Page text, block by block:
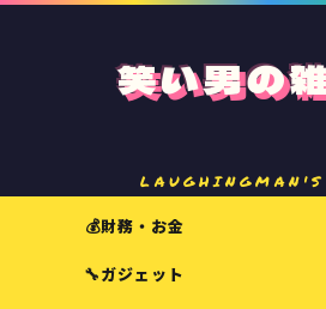
笑い男の
💰財務・お金
🔧ガジェット